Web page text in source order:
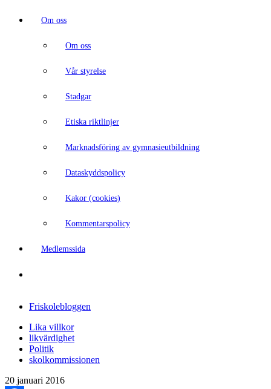
Om oss
Om oss
Vår styrelse
Stadgar
Etiska riktlinjer
Marknadsföring av gymnasieutbildning
Dataskyddspolicy
Kakor (cookies)
Kommentarspolicy
Medlemssida
Friskolebloggen
Lika villkor
likvärdighet
Politik
skolkommissionen
20 januari 2016